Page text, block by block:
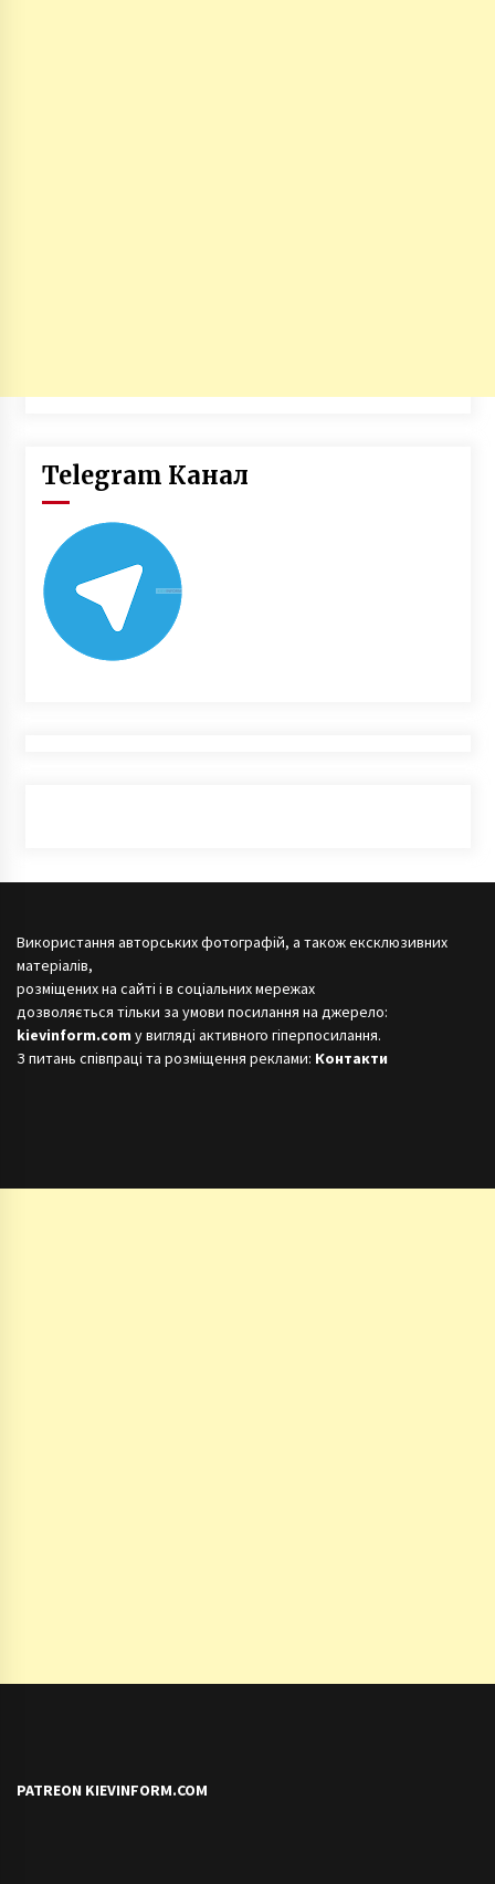
Telegram Канал
Використання авторських фотографій, а також ексклюзивних
матеріалів,
розміщених на сайті і в соціальних мережах
дозволяється тільки за умови посилання на джерело:
kievinform.com у вигляді активного гіперпосилання.
З питань співпраці та розміщення реклами: Контакти
PATREON KIEVINFORM.COM